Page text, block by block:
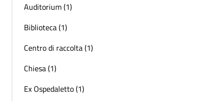
Auditorium (1)
Biblioteca (1)
Centro di raccolta (1)
Chiesa (1)
Ex Ospedaletto (1)